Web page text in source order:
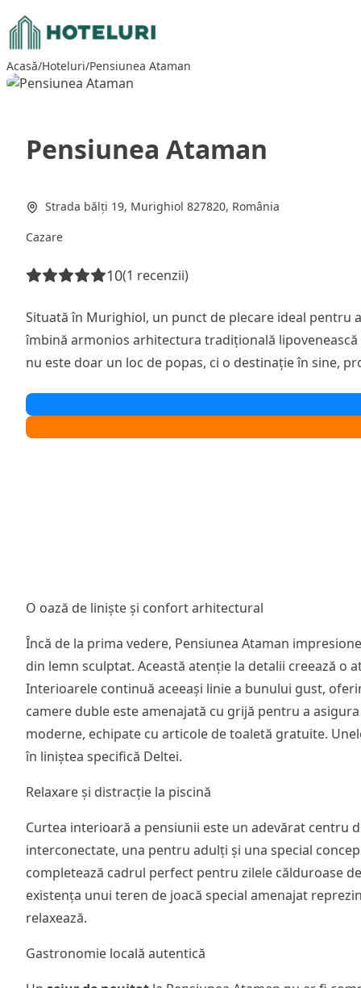
Sari
la
conținut
Acasă/Hoteluri/Pensiunea Ataman
Pensiunea Ataman
Strada bălți 19, Murighiol 827820, România
Cazare
10(1 recenzii)
Situată în Murighiol, un punct de plecare ideal pentru
îmbină armonios arhitectura tradițională
nu este doar un loc de popas, ci o destinație în sine,
O oază de liniște și confort arhitectural
Încă de la prima vedere, Pensiunea Ataman
din lemn sculptat. Această atenție la detalii creează
Interioarele continuă aceeași linie a bunului gust,
camere duble este amenajată cu grijă pentru a
moderne, echipate cu articole de toaletă gratuite.
în liniștea specifică Deltei.
Relaxare și distracție la piscină
Curtea interioară a pensiunii este un adevărat centru
interconectate, una pentru adulți și una special
completează cadrul perfect pentru zilele călduroase
existența unui teren de joacă special amenajat
relaxează.
Gastronomie locală autentică